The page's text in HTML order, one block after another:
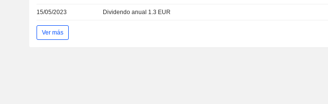
15/05/2023 Dividendo anual 1.3 EUR
Ver más